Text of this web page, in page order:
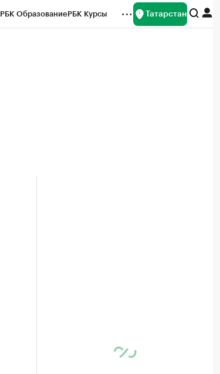
РБК ОбразованиеРБК Курсы Татарстан